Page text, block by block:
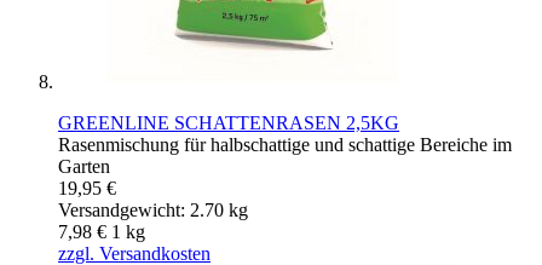
GREENLINE SCHATTENRASEN 2,5KG
Rasenmischung für halbschattige und schattige Bereiche im
Garten
19,95 €
Versandgewicht: 2.70 kg
7,98 € 1 kg
zzgl. Versandkosten